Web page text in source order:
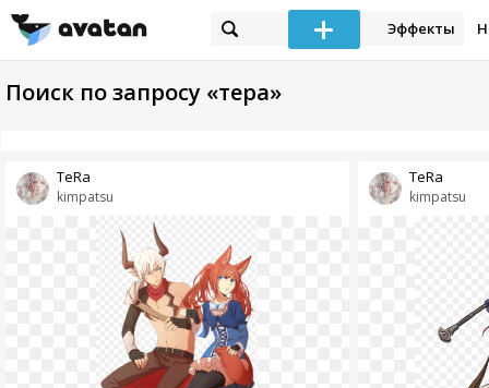
Эффекты
Поиск по запросу «тера»
kimpatsu
TeRa
kimpatsu
TeRa